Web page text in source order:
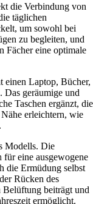
die Verbindung von
täglichen
um sowohl bei
zu begleiten, und
Fächer eine optimale
einen Laptop, Bücher,
Das geräumige und
Taschen ergänzt, die
erleichtern, wie
Modells. Die
für eine ausgewogene
die Ermüdung selbst
Rücken des
Belüftung beiträgt und
ermöglicht.